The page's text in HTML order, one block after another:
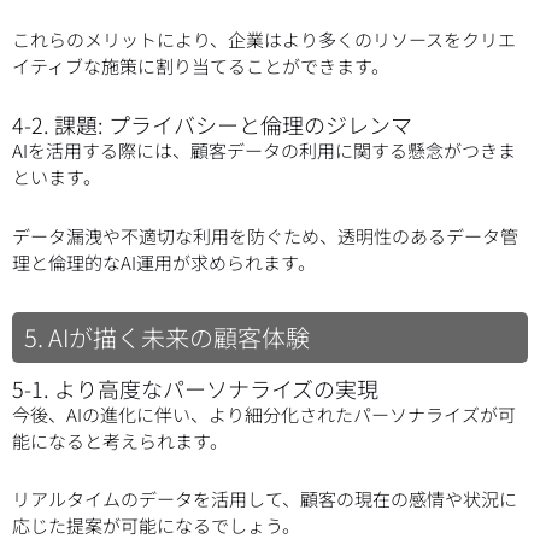
これらのメリットにより、企業はより多くのリソースをクリエ
イティブな施策に割り当てることができます。
4-2. 課題: プライバシーと倫理のジレンマ
AIを活用する際には、顧客データの利用に関する懸念がつきま
といます。
データ漏洩や不適切な利用を防ぐため、透明性のあるデータ管
理と倫理的なAI運用が求められます。
5. AIが描く未来の顧客体験
5-1. より高度なパーソナライズの実現
今後、AIの進化に伴い、より細分化されたパーソナライズが可
能になると考えられます。
リアルタイムのデータを活用して、顧客の現在の感情や状況に
応じた提案が可能になるでしょう。